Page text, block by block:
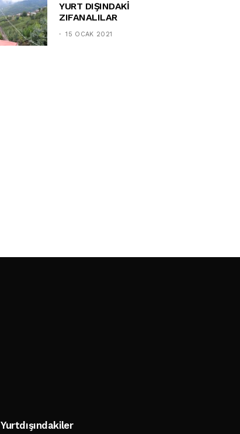
YURT DIŞINDAKİ
ZIFANALILAR
15 OCAK 2021
Yurtdışındakiler